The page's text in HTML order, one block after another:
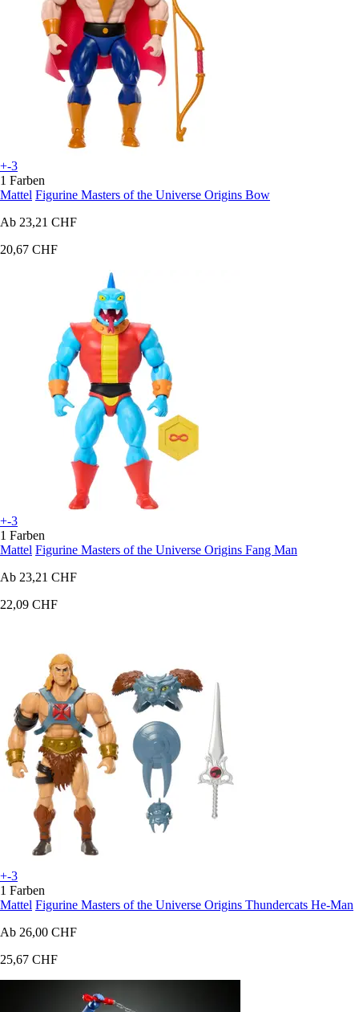
+-3
1 Farben
Mattel Figurine Masters of the Universe Origins Bow
Ab 23,21 CHF
20,67 CHF
+-3
1 Farben
Mattel Figurine Masters of the Universe Origins Fang Man
Ab 23,21 CHF
22,09 CHF
+-3
1 Farben
Mattel Figurine Masters of the Universe Origins Thundercats He-Man
Ab 26,00 CHF
25,67 CHF